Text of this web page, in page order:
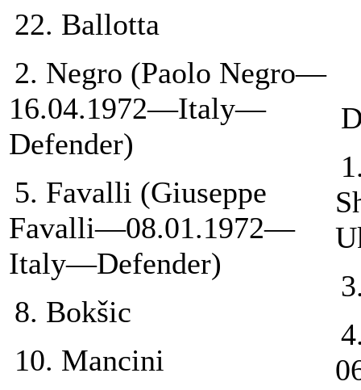
22. Ballotta
2. Negro (Paolo Negro—
16.04.1972—Italy—
Defender)
5. Favalli (Giuseppe
Favalli—08.01.1972—
Italy—Defender)
8. Bokšic
10. Mancini